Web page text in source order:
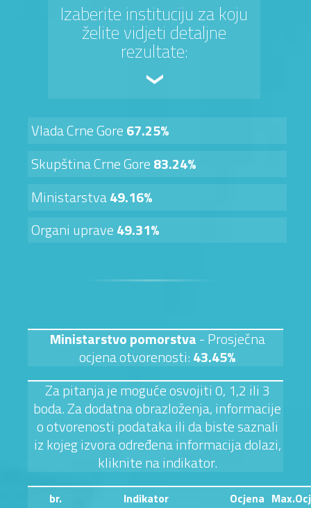
Izaberite instituciju za koju
želite vidjeti detaljne
rezultate:
Vlada Crne Gore67.25%
Skupština Crne Gore83.24%
Ministarstva49.16%
Organi uprave49.31%
Ministarstvo pomorstva- Prosječna
ocjena otvorenosti:43.45%
Za pitanja je moguće osvojiti 0, 1,2 ili 3
boda. Za dodatna obrazloženja, informacije
o otvorenosti podataka ili da biste saznali
iz kojeg izvora određena informacija dolazi,
kliknite na indikator.
br. Indikator Ocjena